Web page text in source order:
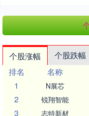
个股涨幅 个股跌幅
排名
名称
1
N展芯
2 锐翔智能
3 志特新材